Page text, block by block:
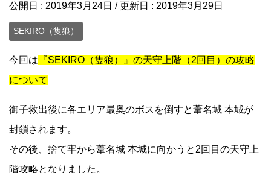
公開日 : 2019年3月24日 / 更新日 : 2019年3月29日
SEKIRO（隻狼）
今回は 『SEKIRO（隻狼）』の天守上階（2回目）の攻略
について
御子救出後に各エリア最奥のボスを倒すと葦名城 本城が
封鎖されます。
その後、捨て牢から葦名城 本城に向かうと2回目の天守上
階攻略となりました。